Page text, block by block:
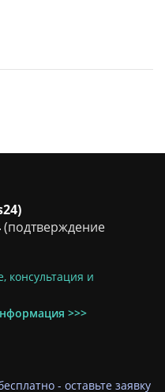
(подтверждение
консультация и
>>>
- оставьте заявку